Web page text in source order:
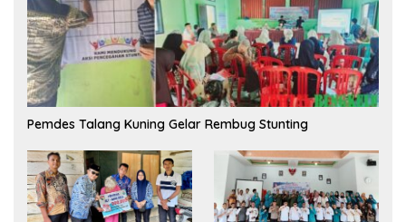
Pemdes Talang Kuning Gelar Rembug Stunting